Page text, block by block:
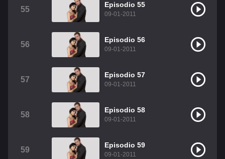
55
Episodio 55
09-01-2011
56
Episodio 56
09-01-2011
57
Episodio 57
09-01-2011
58
Episodio 58
09-01-2011
59
Episodio 59
09-01-2011